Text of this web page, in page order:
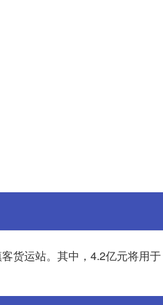
货运站。其中，4.2亿元将用于